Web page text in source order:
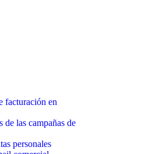
facturación en
de las campañas de
personales